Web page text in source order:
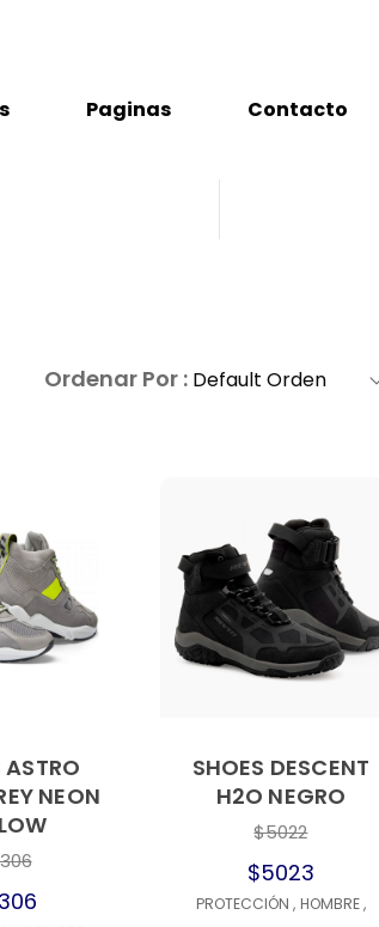
Paginas Contacto
Ordenar Por :
ASTRO
NEON
SHOES DESCENT
H2O NEGRO
$5022
$5023
PROTECCIÓN , HOMBRE,